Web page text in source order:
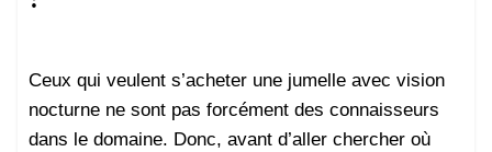
Ceux qui veulent s’acheter une jumelle avec vision
nocturne ne sont pas forcément des connaisseurs
dans le domaine. Donc, avant d’aller chercher où